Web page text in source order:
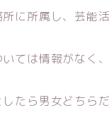
に所属し、芸能
ては情報がなく
たら男女どちら